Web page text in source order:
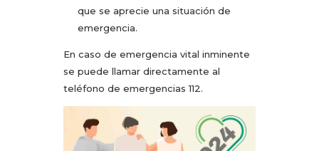
que se aprecie una situación de
emergencia.
En caso de emergencia vital inminente
se puede llamar directamente al
teléfono de emergencias 112.